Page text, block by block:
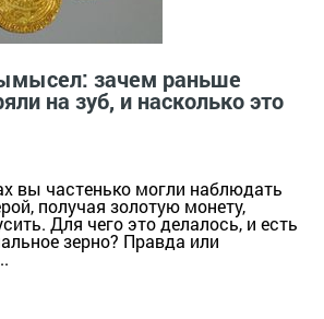
зачем раньше
на зуб, и насколько это
вы частенько могли наблюдать
получая золотую монету,
Для чего это делалось, и есть
зерно? Правда или